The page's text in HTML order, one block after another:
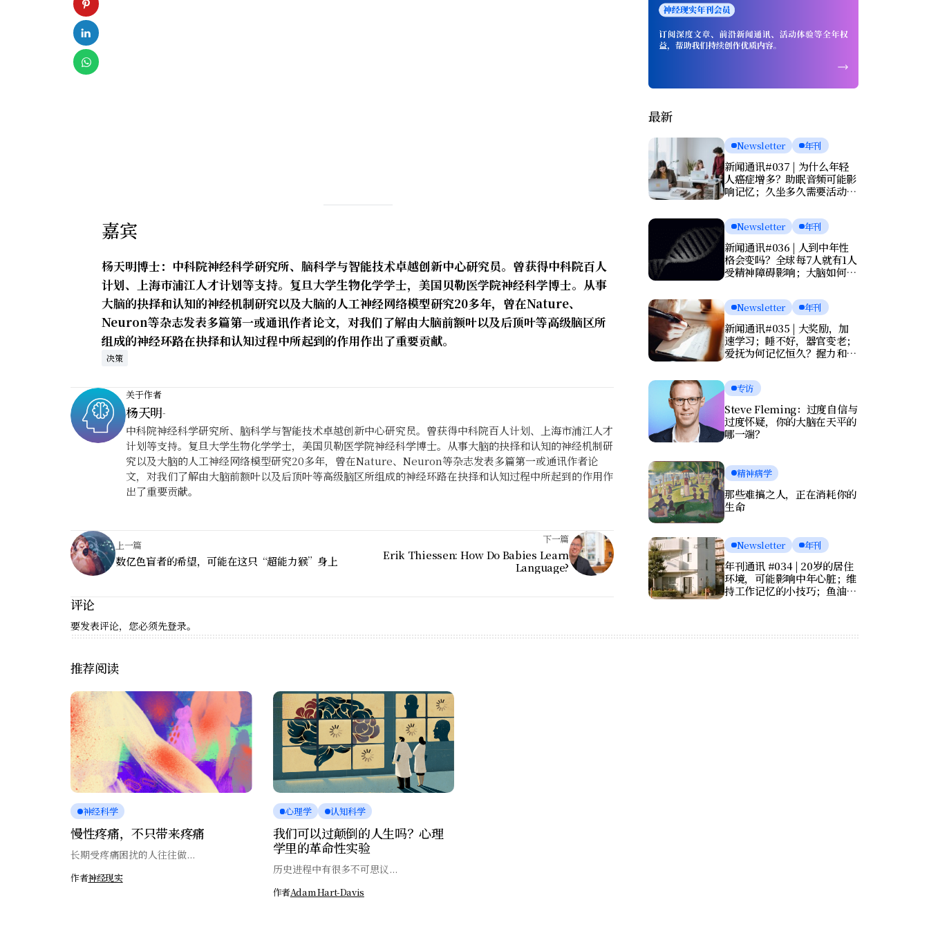
嘉宾
杨天明博士：中科院神经科学研究所、脑科学与智能技术卓越创新中心研究员。曾获得中科院百人
计划、上海市浦江人才计划等支持。复旦大学生物化学学士，美国贝勒医学院神经科学博士。从事
大脑的抉择和认知的神经机制研究以及大脑的人工神经网络模型研究20多年，曾在Nature、
Neuron等杂志发表多篇第一或通讯作者论文，对我们了解由大脑前额叶以及后顶叶等高级脑区所
组成的神经环路在抉择和认知过程中所起到的作用作出了重要贡献。
决策
关于作者
杨天明-
中科院神经科学研究所、脑科学与智能技术卓越创新中心研究员。曾获得中科院百人计划、上海市浦江人才
计划等支持。复旦大学生物化学学士，美国贝勒医学院神经科学博士。从事大脑的抉择和认知的神经机制研
究以及大脑的人工神经网络模型研究20多年，曾在Nature、Neuron等杂志发表多篇第一或通讯作者论
文，对我们了解由大脑前额叶以及后顶叶等高级脑区所组成的神经环路在抉择和认知过程中所起到的作用作
出了重要贡献。
上一篇
数亿色盲者的希望，可能在这只“超能力猴”身上
下一篇
Erik Thiessen: How Do Babies Learn
Language?
评论
要发表评论，您必须先登录。
最新
Newsletter 年刊
新闻通讯#037 | 为什么年轻
人癌症增多？助眠音频可能影
响记忆；久坐多久需要活动一
Newsletter 年刊
新闻通讯#036 | 人到中年性
格会变吗？全球每7人就有1人
受精神障碍影响；大脑如何清
亡？
Newsletter 年刊
新闻通讯#035 | 大奖励，加
速学习；睡不好，器官变老；
爱抚为何记忆恒久？握力和写
专访
Steve Fleming：过度自信与
过度怀疑，你的大脑在天平的
哪一端？
精神病学
那些难搞之人，正在消耗你的
生命
Newsletter 年刊
年刊通讯 #034 | 20岁的居住
环境，可能影响中年心脏；维
持工作记忆的小技巧；鱼油竟
推荐阅读
神经科学
慢性疼痛，不只带来疼痛
长期受疼痛困扰的人往往做...
作者神经现实
心理学 认知科学
我们可以过颠倒的人生吗？心理
学里的革命性实验
历史进程中有很多不可思议...
作者Adam Hart-Davis